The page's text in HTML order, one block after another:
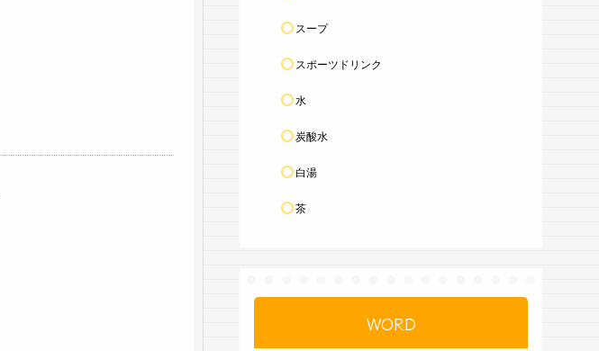
スープ
スポーツドリンク
水
炭酸水
白湯
茶
WORD